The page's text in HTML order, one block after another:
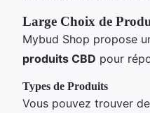
Large Choix de
Mybud Shop propose
produits CBD pour
Types de Produits
Vous pouvez trouver